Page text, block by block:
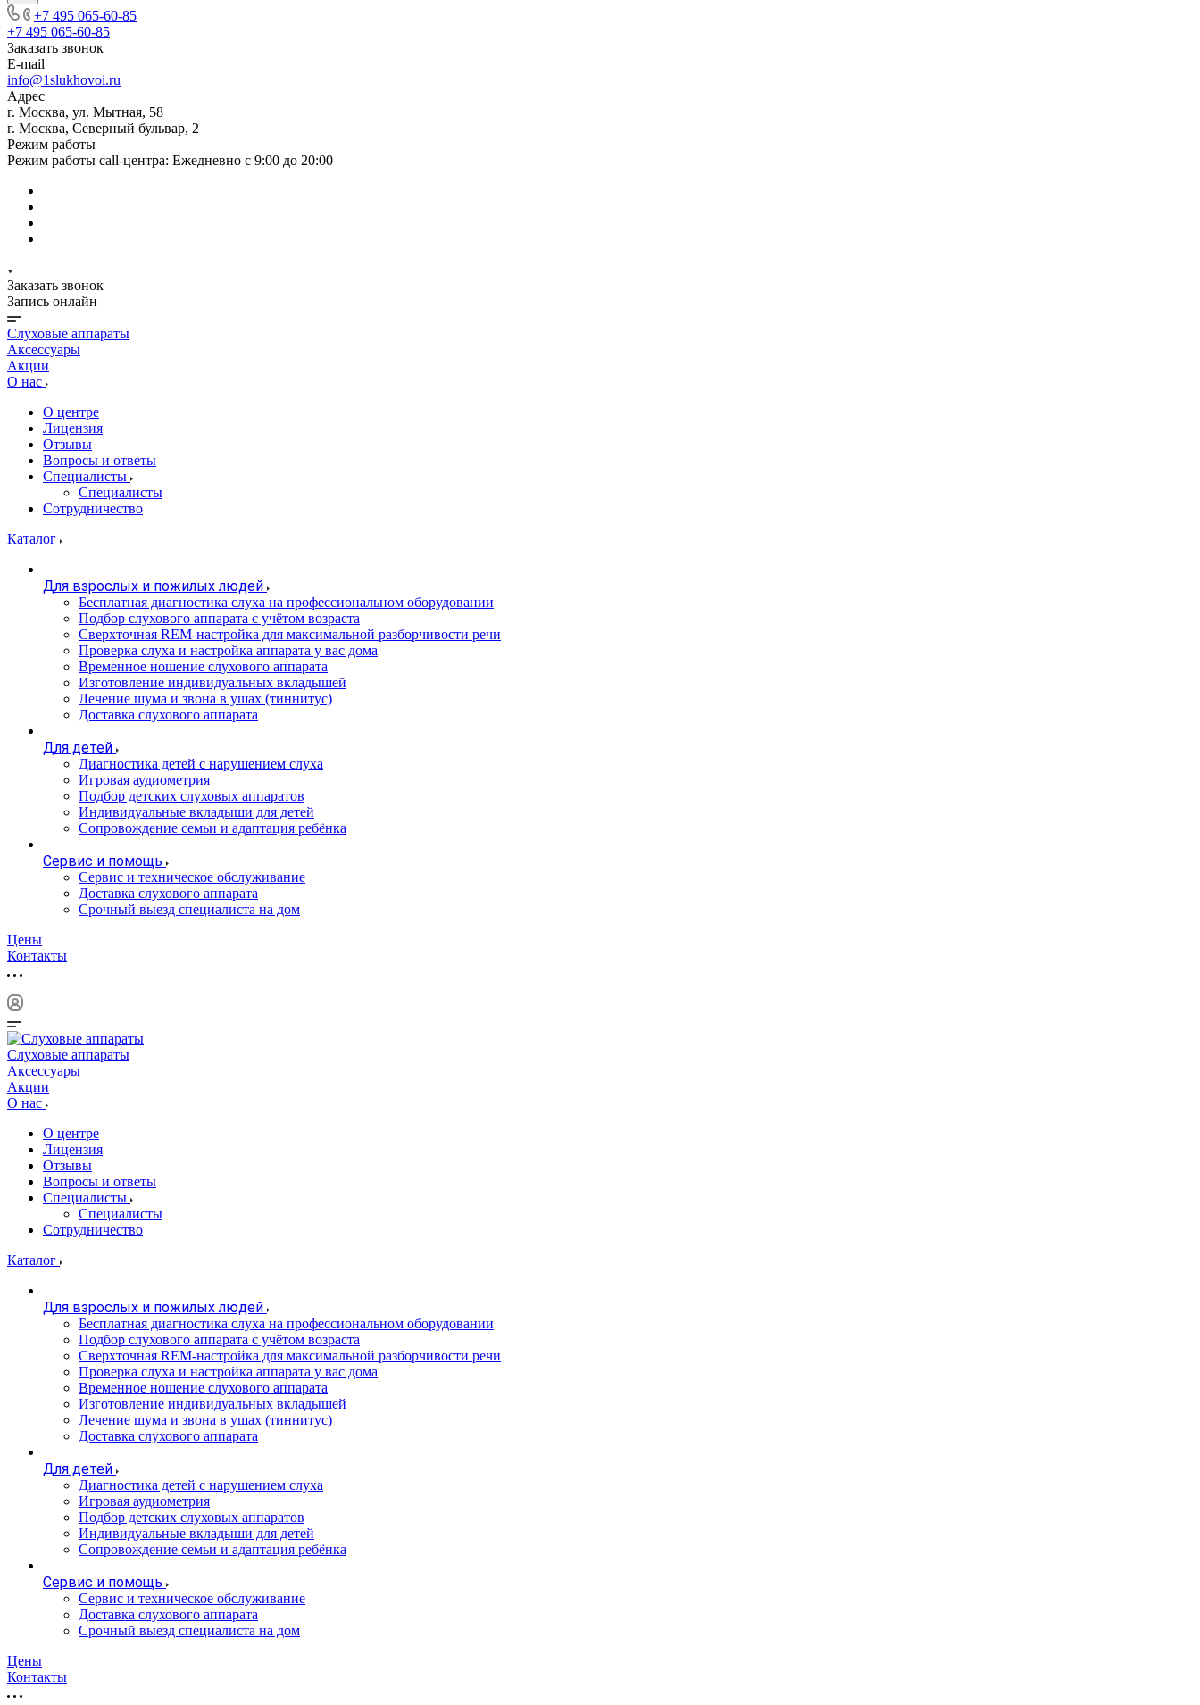
+7 495 065-60-85
+7 495 065-60-85
Заказать звонок
E-mail
info@1slukhovoi.ru
Адрес
г. Москва, ул. Мытная, 58
г. Москва, Северный бульвар, 2
Режим работы
Режим работы call-центра: Ежедневно с 9:00 до 20:00
Заказать звонок
Запись онлайн
Слуховые аппараты
Аксессуары
Акции
О нас
О центре
Лицензия
Отзывы
Вопросы и ответы
Специалисты
Специалисты
Сотрудничество
Каталог
Для взрослых и пожилых людей
Бесплатная диагностика слуха на профессиональном оборудовании
Подбор слухового аппарата с учётом возраста
Сверхточная REM-настройка для максимальной разборчивости речи
Проверка слуха и настройка аппарата у вас дома
Временное ношение слухового аппарата
Изготовление индивидуальных вкладышей
Лечение шума и звона в ушах (тиннитус)
Доставка слухового аппарата
Для детей
Диагностика детей с нарушением слуха
Игровая аудиометрия
Подбор детских слуховых аппаратов
Индивидуальные вкладыши для детей
Сопровождение семьи и адаптация ребёнка
Сервис и помощь
Сервис и техническое обслуживание
Доставка слухового аппарата
Срочный выезд специалиста на дом
Цены
Контакты
Слуховые аппараты
Аксессуары
Акции
О нас
О центре
Лицензия
Отзывы
Вопросы и ответы
Специалисты
Специалисты
Сотрудничество
Каталог
Для взрослых и пожилых людей
Бесплатная диагностика слуха на профессиональном оборудовании
Подбор слухового аппарата с учётом возраста
Сверхточная REM-настройка для максимальной разборчивости речи
Проверка слуха и настройка аппарата у вас дома
Временное ношение слухового аппарата
Изготовление индивидуальных вкладышей
Лечение шума и звона в ушах (тиннитус)
Доставка слухового аппарата
Для детей
Диагностика детей с нарушением слуха
Игровая аудиометрия
Подбор детских слуховых аппаратов
Индивидуальные вкладыши для детей
Сопровождение семьи и адаптация ребёнка
Сервис и помощь
Сервис и техническое обслуживание
Доставка слухового аппарата
Срочный выезд специалиста на дом
Цены
Контакты